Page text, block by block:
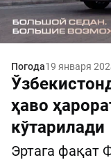
Погода19 января
ҳаво
кўтарилади
Эртага фақат